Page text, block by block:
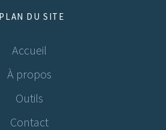
PLAN DU SITE
Accueil
À propos
Outils
Contact